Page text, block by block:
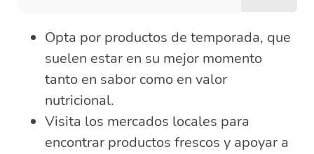
Opta por productos de temporada, que
suelen estar en su mejor momento
tanto en sabor como en valor
nutricional.
Visita los mercados locales para
encontrar productos frescos y apoyar a